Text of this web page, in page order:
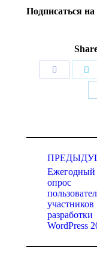
Подписаться на
Поделиться
записям
запись:
Ежегодный
опрос
участников
разработки
WordPress